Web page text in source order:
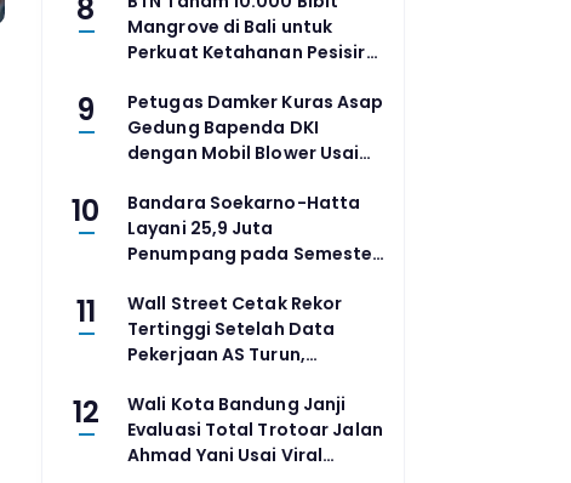
8
Mangrove di Bali untuk
Perkuat Ketahanan Pesisir
Masyarakat
9
Petugas Damker Kuras Asap
Gedung Bapenda DKI
dengan Mobil Blower Usai
10
Bandara Soekarno-Hatta
Layani 25,9 Juta
Penumpang pada Semester
Asia Tenggara
11
Wall Street Cetak Rekor
Tertinggi Setelah Data
Pekerjaan AS Turun,
Kenaikan Suku Bunga
12
Wali Kota Bandung Janji
Evaluasi Total Trotoar Jalan
Ahmad Yani Usai Viral